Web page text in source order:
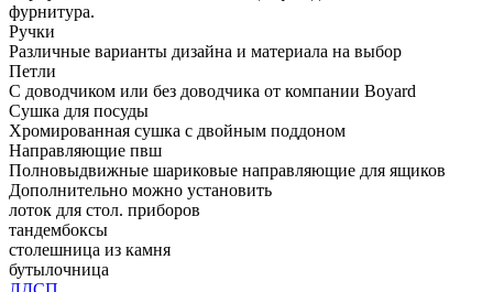
фурнитура.
Ручки
Различные варианты дизайна и материала на выбор
Петли
С доводчиком или без доводчика от компании Boyard
Сушка для посуды
Хромированная сушка с двойным поддоном
Направляющие пвш
Полновыдвижные шариковые направляющие для ящиков
Дополнительно можно установить
лоток для стол. приборов
тандембоксы
столешница из камня
бутылочница